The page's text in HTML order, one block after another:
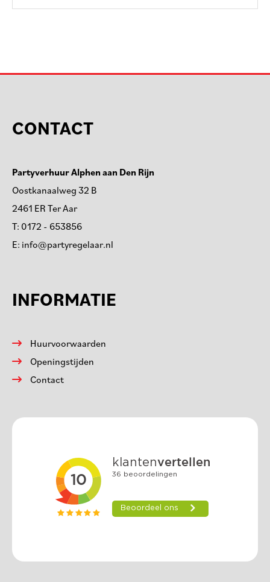
CONTACT
Partyverhuur Alphen aan Den Rijn
Oostkanaalweg 32 B
2461 ER Ter Aar
T: 0172 - 653856
E: info@partyregelaar.nl
INFORMATIE
Huurvoorwaarden
Openingstijden
Contact